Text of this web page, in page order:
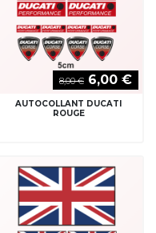
8,00 € 6,00 €
AUTOCOLLANT DUCATI
ROUGE